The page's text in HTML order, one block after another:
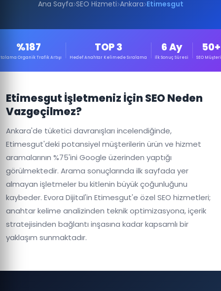
Ana Sayfa SEO Hizmeti Ankara Etimesgut
%187
Organik Trafik Artışı
TOP 3
Hedef Anahtar Kelimede Sıralama
6 Ay
İlk Sonuç Süresi
50+
SEO
Etimesgut İşletmeniz İçin SEO Neden
Vazgeçilmez?
Ankara'de tüketici davranışları incelendiğinde,
Etimesgut'deki potansiyel müşterilerin ürün ve hizmet
aramalarının %75'ini Google üzerinden yaptığı
görülmektedir. Arama sonuçlarında ilk sayfada yer
almayan işletmeler bu kitlenin büyük çoğunluğunu
kaybeder. Evora Dijital'in Etimesgut'e özel SEO hizmetleri;
anahtar kelime analizinden teknik optimizasyona, içerik
stratejisinden bağlantı inşasına kadar kapsamlı bir
yaklaşım sunmaktadır.